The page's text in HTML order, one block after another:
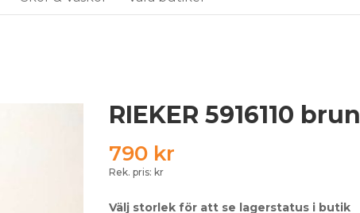
RIEKER 5916110 brun
790 kr
Rek. pris: kr